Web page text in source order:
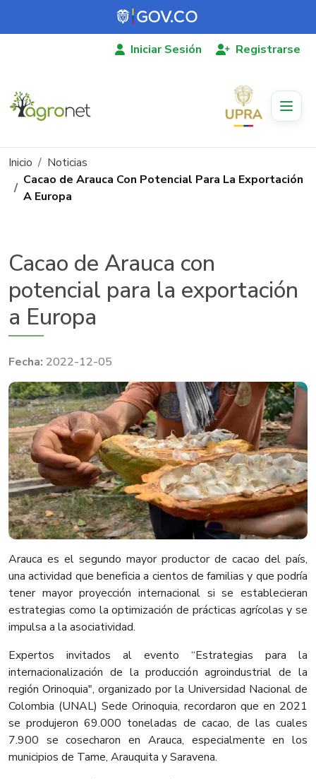
Pasar al contenido principal
Iniciar Sesión Registrarse
Ruta de navegación
Inicio
Noticias
Cacao de Arauca Con Potencial Para La Exportación
A Europa
Cacao de Arauca con
potencial para la exportación
a Europa
2022-12-05
Arauca es el segundo mayor productor de cacao del país,
una actividad que beneficia a cientos de familias y que podría
tener mayor proyección internacional si se establecieran
estrategias como la optimización de prácticas agrícolas y se
impulsa a la asociatividad.
Expertos invitados al evento “Estrategias para la
internacionalización de la producción agroindustrial de la
región Orinoquia", organizado por la Universidad Nacional de
Colombia (UNAL) Sede Orinoquia, recordaron que en 2021
se produjeron 69.000 toneladas de cacao, de las cuales
7.900 se cosecharon en Arauca, especialmente en los
municipios de Tame, Arauquita y Saravena.